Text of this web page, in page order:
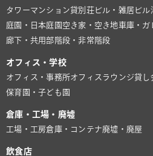
タワーマンション貸別荘ビル・雑居ビル
庭園・日本庭園 空き家・空き地 車庫・ガ
廊下・共用部 階段・非常階段
オフィス・学校
オフィス・事務所オフィスラウンジ貸し
保育園・子ども園
倉庫・工場・廃墟
工場・工房倉庫・コンテナ廃墟・廃屋
飲食店